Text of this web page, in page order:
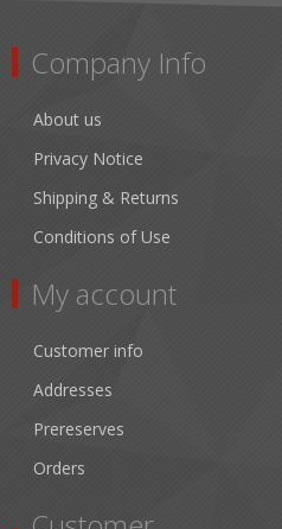
Company Info
About us
Privacy Notice
Shipping & Returns
Conditions of Use
My account
Customer info
Addresses
Prereserves
Orders